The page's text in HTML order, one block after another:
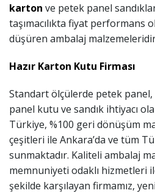
karton ve petek panel
taşımacılıkta fiyat performans
düşüren ambalaj
Hazır Karton Kutu Firması
Standart ölçülerde petek
panel kutu ve sandık ihtiyacı
Türkiye, %100 geri dönüşüm
çeşitleri ile Ankara’da ve tüm
sunmaktadır. Kaliteli ambalaj
memnuniyeti odaklı hizmetleri
şekilde karşılayan firmamız,